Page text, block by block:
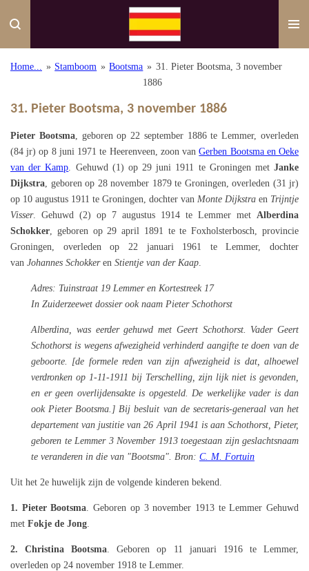
direct
de
Home... » Stamboom » Bootsma » 31. Pieter Bootsma, 3 november
1886
31. Pieter Bootsma, 3 november 1886
Pieter Bootsma, geboren op 22 september 1886 te Lemmer, overleden
(84 jr) op 8 juni 1971 te Heerenveen, zoon vanGerben Bootsma en Oeke
van der Kamp. Gehuwd (1) op 29 juni 1911 te Groningen met Janke
Dijkstra, geboren op 28 november 1879 te Groningen, overleden (31 jr)
op 10 augustus 1911 te Groningen, dochter van Monte Dijkstra en Trijntje
Visser. Gehuwd (2) op 7 augustus 1914 te Lemmer met Alberdina
Schokker, geboren op 29 april 1891 te te Foxholsterbosch, provincie
Groningen, overleden op 22 januari 1961 te Lemmer, dochter
van Johannes Schokker en Stientje van der Kaap.
Adres: Tuinstraat 19 Lemmer en Kortestreek 17
In Zuiderzeewet dossier ook naam Pieter Schothorst
Alberdina, was eerder gehuwd met Geert Schothorst. Vader Geert
Schothorst is wegens afwezigheid verhinderd aangifte te doen van de
geboorte. [de formele reden van zijn afwezigheid is dat, alhoewel
verdronken op 1-11-1911 bij Terschelling, zijn lijk niet is gevonden,
en er geen overlijdensakte is opgesteld. De werkelijke vader is dan
ook Pieter Bootsma.] Bij besluit van de secretaris-generaal van het
departement van justitie van 26 April 1941 is aan Schothorst, Pieter,
geboren te Lemmer 3 November 1913 toegestaan zijn geslachtsnaam
te veranderen in die van "Bootsma". Bron: C. M. Fortuin
Uit het 2e huwelijk zijn de volgende kinderen bekend.
1. Pieter Bootsma. Geboren op 3 november 1913 te Lemmer Gehuwd
met Fokje de Jong.
2. Christina Bootsma. Geboren op 11 januari 1916 te Lemmer,
overleden op 24 november 1918 te Lemmer.